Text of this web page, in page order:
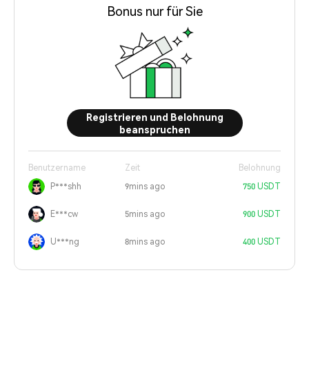
Bonus nur für Sie
Registrieren und Belohnung
beanspruchen
Benutzername Zeit
Belohnung
P***shh
9mins ago 750 USDT
E***cw 5mins ago 900 USDT
U***ng 8mins ago 400 USDT